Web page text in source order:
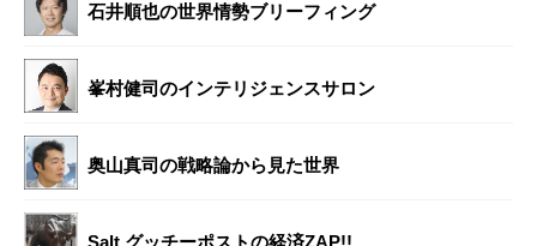
石井順也の世界情勢ブリーフィング
峯村健司のインテリジェンスサロン
奥山真司の戦略論から見た世界